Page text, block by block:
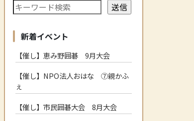
新着イベント
【催し】恵み野囲碁 9月大会
【催し】NPO法人おはな ⑦親かふ
ぇ
【催し】市民囲碁大会 8月大会